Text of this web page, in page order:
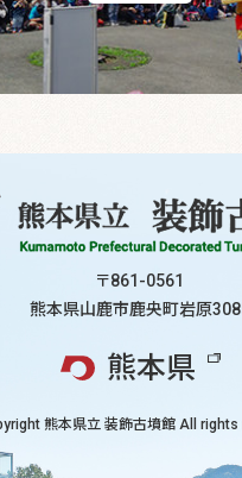
〒861-0561
熊本県山鹿市鹿央町岩原
熊本県
熊本県立 装飾古墳館 All rights